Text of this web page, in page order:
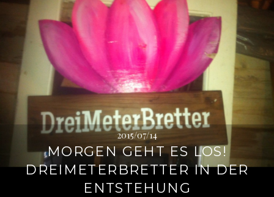
2015/07/14
MORGEN GEHT ES LOS!
DREIMETERBRETTER IN DER
ENTSTEHUNG